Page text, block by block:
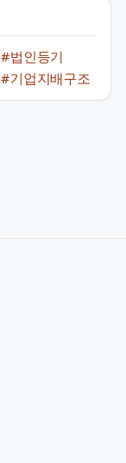
#법인등기
#기업지배구조